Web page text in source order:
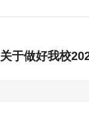
关于做好我校